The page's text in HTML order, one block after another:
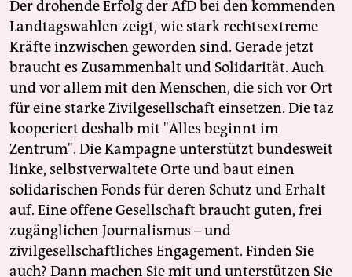
Der drohende Erfolg der AfD bei den kommenden
Landtagswahlen zeigt, wie stark rechtsextreme
Kräfte inzwischen geworden sind. Gerade jetzt
braucht es Zusammenhalt und Solidarität. Auch
und vor allem mit den Menschen, die sich vor Ort
für eine starke Zivilgesellschaft einsetzen. Die taz
kooperiert deshalb mit "Alles beginnt im
Zentrum". Die Kampagne unterstützt bundesweit
linke, selbstverwaltete Orte und baut einen
solidarischen Fonds für deren Schutz und Erhalt
auf. Eine offene Gesellschaft braucht guten, frei
zugänglichen Journalismus – und
zivilgesellschaftliches Engagement. Finden Sie
auch? Dann machen Sie mit und unterstützen Sie